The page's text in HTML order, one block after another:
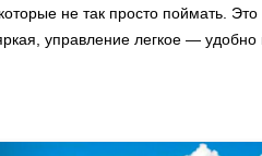
не так просто поймать.
управление легкое — удобно